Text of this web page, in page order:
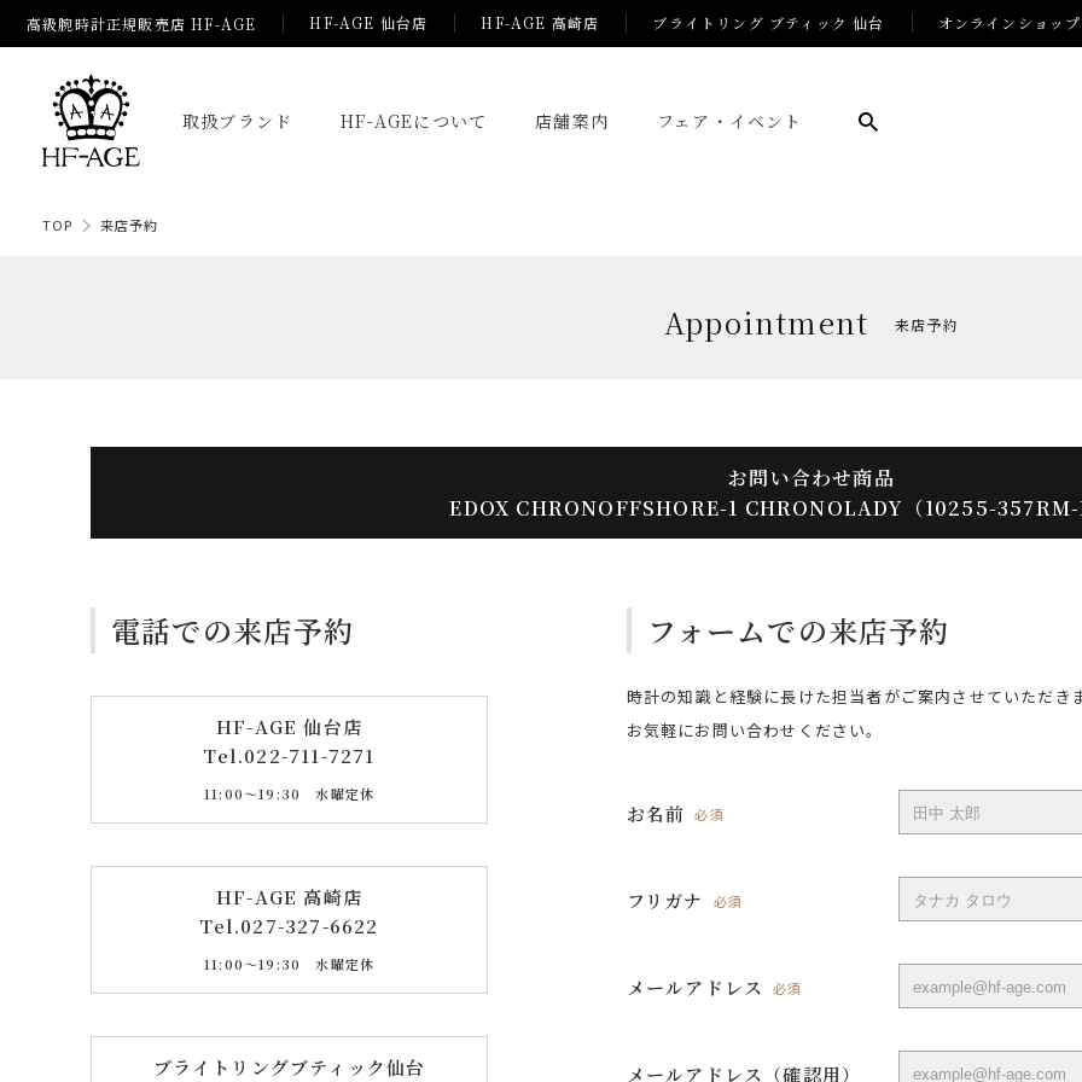
高級腕時計正規販売店 HF-AGE HF-AGE 仙台店 HF-AGE 高崎店 ブライトリング ブティック 仙台 オンラインショップ
取扱ブランド HF-AGEについて 店舗案内 フェア・イベント
TOP 来店予約
Appointment 来店予約
お問い合わせ商品
EDOX CHRONOFFSHORE-1 CHRONOLADY（10255-
電話での来店予約
HF-AGE 仙台店
Tel.022-711-7271
11:00〜19:30 水曜定休
HF-AGE 高崎店
Tel.027-327-6622
11:00〜19:30 水曜定休
ブライトリングブティック仙台
フォームでの来店予約
時計の知識と経験に長けた担当者がご案内させていただき
お気軽にお問い合わせください。
お名前 必須
フリガナ 必須
メールアドレス 必須
メールアドレス（確認用）